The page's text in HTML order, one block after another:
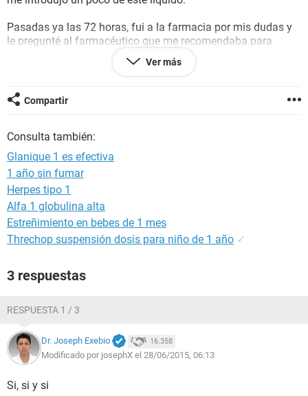
Pasadas ya las 72 horas, fui a la farmacia por mis dudas y
le pregunté al farmacéutico que me recomendaba para
adelantarme la menstruación y me aseguró que el Glanique
1 en 2 o 3 días la adelantaba.
Compré la pastilla y el día Jueves 25 a las 11 am la tomé.
Hoy es Sábado 27 (2 días después) y son las 11 pm y aun
Aquí tengo 3 dudas:
1.- ¿Es normal que se tarde esta cierta cantidad de días?
2.-¿Puede tardar mas?
3.- ¿Puedo quedar embarazada con líquido pre-seminal?
Gracias por tomarse el tiempo de leer, espero su respuesta.
Ver más
Compartir
Consulta también:
Glanique 1 es efectiva
1 año sin fumar
Herpes tipo 1
Alfa 1 globulina alta
Estreñimiento en bebes de 1 mes
Threchop suspensión dosis para niño de 1 año ✓
3 respuestas
RESPUESTA 1 / 3
Dr. Joseph Exebio 16.358
Modificado por josephX el 28/06/2015, 06:13
Si, si y si